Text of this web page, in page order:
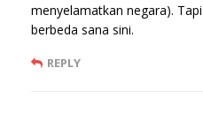
menyelamatkan negara).
berbeda sana sini.
REPLY